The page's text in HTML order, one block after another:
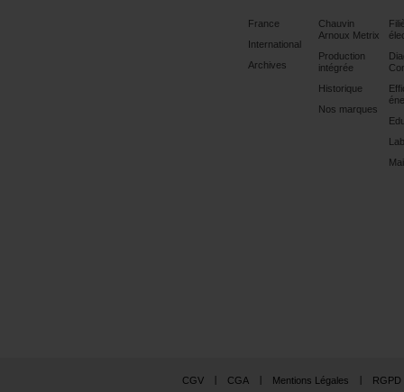
France
International
Archives
Chauvin
Arnoux Metrix
Production
intégrée
Historique
Nos marques
CGV CGA Mentions Légales RGPD